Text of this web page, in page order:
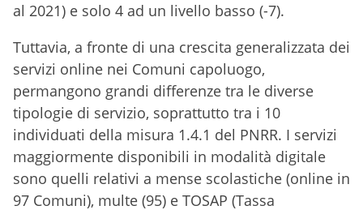
al 2021) e solo 4 ad un livello basso (-7).
Tuttavia, a fronte di una crescita generalizzata dei
servizi online nei Comuni capoluogo,
permangono grandi differenze tra le diverse
tipologie di servizio, soprattutto tra i 10
individuati della misura 1.4.1 del PNRR. I servizi
maggiormente disponibili in modalità digitale
sono quelli relativi a mense scolastiche (online in
97 Comuni), multe (95) e TOSAP (Tassa